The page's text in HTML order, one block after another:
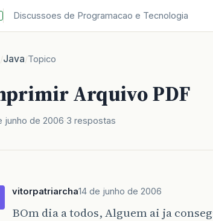
Discussoes de Programacao e Tecnologia
/Java/Topico
Arquivo PDF
junho de 2006 3 respostas
vitorpatriarcha14 de junho de 2006
BOm dia a todos, Alguem ai ja